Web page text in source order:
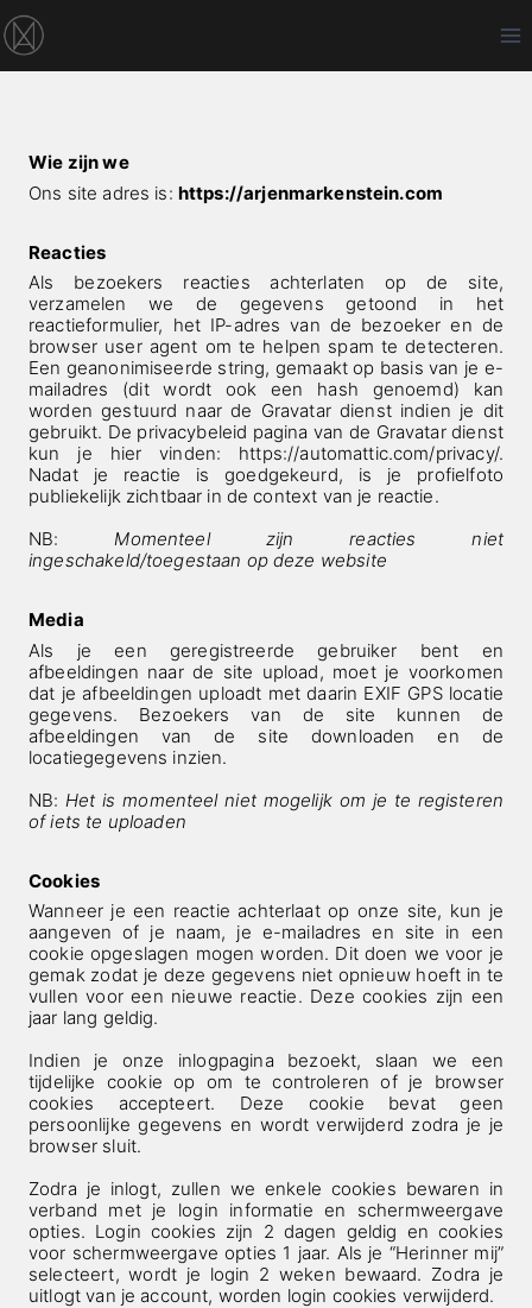
Doorgaan
naar
inhoud
Wie zijn we
Ons site adres is: https://arjenmarkenstein.com
Reacties
Als bezoekers reacties achterlaten op de site,
verzamelen we de gegevens getoond in het
reactieformulier, het IP-adres van de bezoeker en de
browser user agent om te helpen spam te detecteren.
Een geanonimiseerde string, gemaakt op basis van je e-
mailadres (dit wordt ook een hash genoemd) kan
worden gestuurd naar de Gravatar dienst indien je dit
gebruikt. De privacybeleid pagina van de Gravatar dienst
kun je hier vinden: https://automattic.com/privacy/.
Nadat je reactie is goedgekeurd, is je profielfoto
publiekelijk zichtbaar in de context van je reactie.
NB:Momenteel zijn reacties niet
ingeschakeld/toegestaan op deze website
Media
Als je een geregistreerde gebruiker bent en
afbeeldingen naar de site upload, moet je voorkomen
dat je afbeeldingen uploadt met daarin EXIF GPS locatie
gegevens. Bezoekers van de site kunnen de
afbeeldingen van de site downloaden en de
locatiegegevens inzien.
NB: Het is momenteel niet mogelijk om je te registeren
of iets te uploaden
Cookies
Wanneer je een reactie achterlaat op onze site, kun je
aangeven of je naam, je e-mailadres en site in een
cookie opgeslagen mogen worden. Dit doen we voor je
gemak zodat je deze gegevens niet opnieuw hoeft in te
vullen voor een nieuwe reactie. Deze cookies zijn een
jaar lang geldig.
Indien je onze inlogpagina bezoekt, slaan we een
tijdelijke cookie op om te controleren of je browser
cookies accepteert. Deze cookie bevat geen
persoonlijke gegevens en wordt verwijderd zodra je je
browser sluit.
Zodra je inlogt, zullen we enkele cookies bewaren in
verband met je login informatie en schermweergave
opties. Login cookies zijn 2 dagen geldig en cookies
voor schermweergave opties 1 jaar. Als je “Herinner mij”
selecteert, wordt je login 2 weken bewaard. Zodra je
uitlogt van je account, worden login cookies verwijderd.